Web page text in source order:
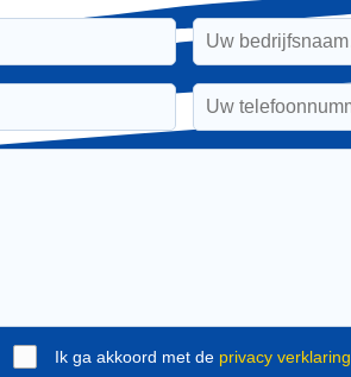
Ik ga akkoord met de privacy verklaring